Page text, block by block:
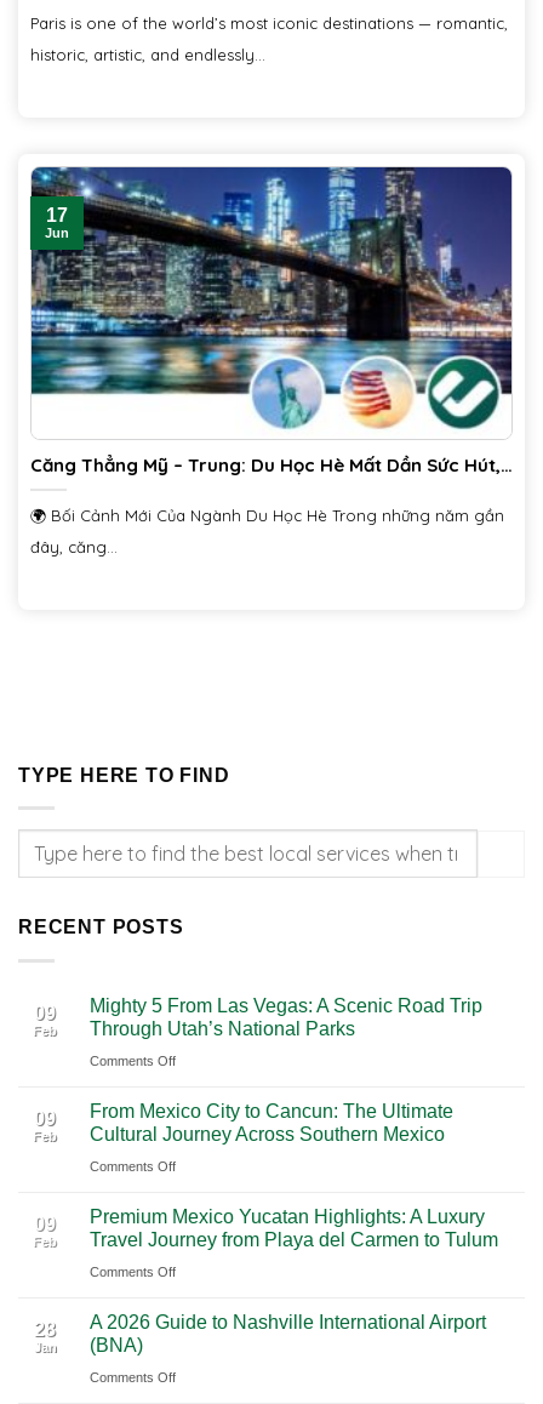
Paris is one of the world’s most iconic destinations — romantic,
historic, artistic, and endlessly...
Căng Thẳng Mỹ – Trung: Du Học Hè Mất Dần Sức Hút,
Cơ Hội Mở Ra Cho Các Điểm Đến Thay Thế – Chia Sẻ
từ Ứng Dụng Tuyển Sinh Ciiclo
🌍 Bối Cảnh Mới Của Ngành Du Học Hè Trong những năm gần
đây, căng...
17
Jun
TYPE HERE TO FIND
RECENT POSTS
09
Feb
Mighty 5 From Las Vegas: A Scenic Road Trip
Through Utah’s National Parks
Comments Offon
5
From
Las
A
Scenic
Road
Through
National
09
Feb
From Mexico City to Cancun: The Ultimate
Cultural Journey Across Southern Mexico
Comments Offon
Mexico
City
to
The
Cultural
09
Feb
Premium Mexico Yucatan Highlights: A Luxury
Travel Journey from Playa del Carmen to Tulum
Comments Offon
Mexico
Highlights:
28
Jan
A 2026 Guide to Nashville International Airport
(BNA)
Comments Offon